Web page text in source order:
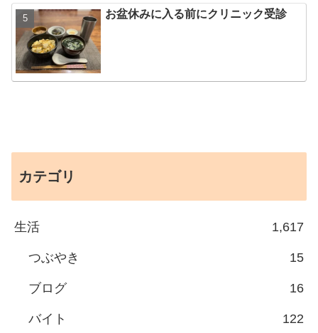
お盆休みに入る前にクリニック受診
カテゴリ
生活 1,617
つぶやき 15
ブログ 16
バイト 122